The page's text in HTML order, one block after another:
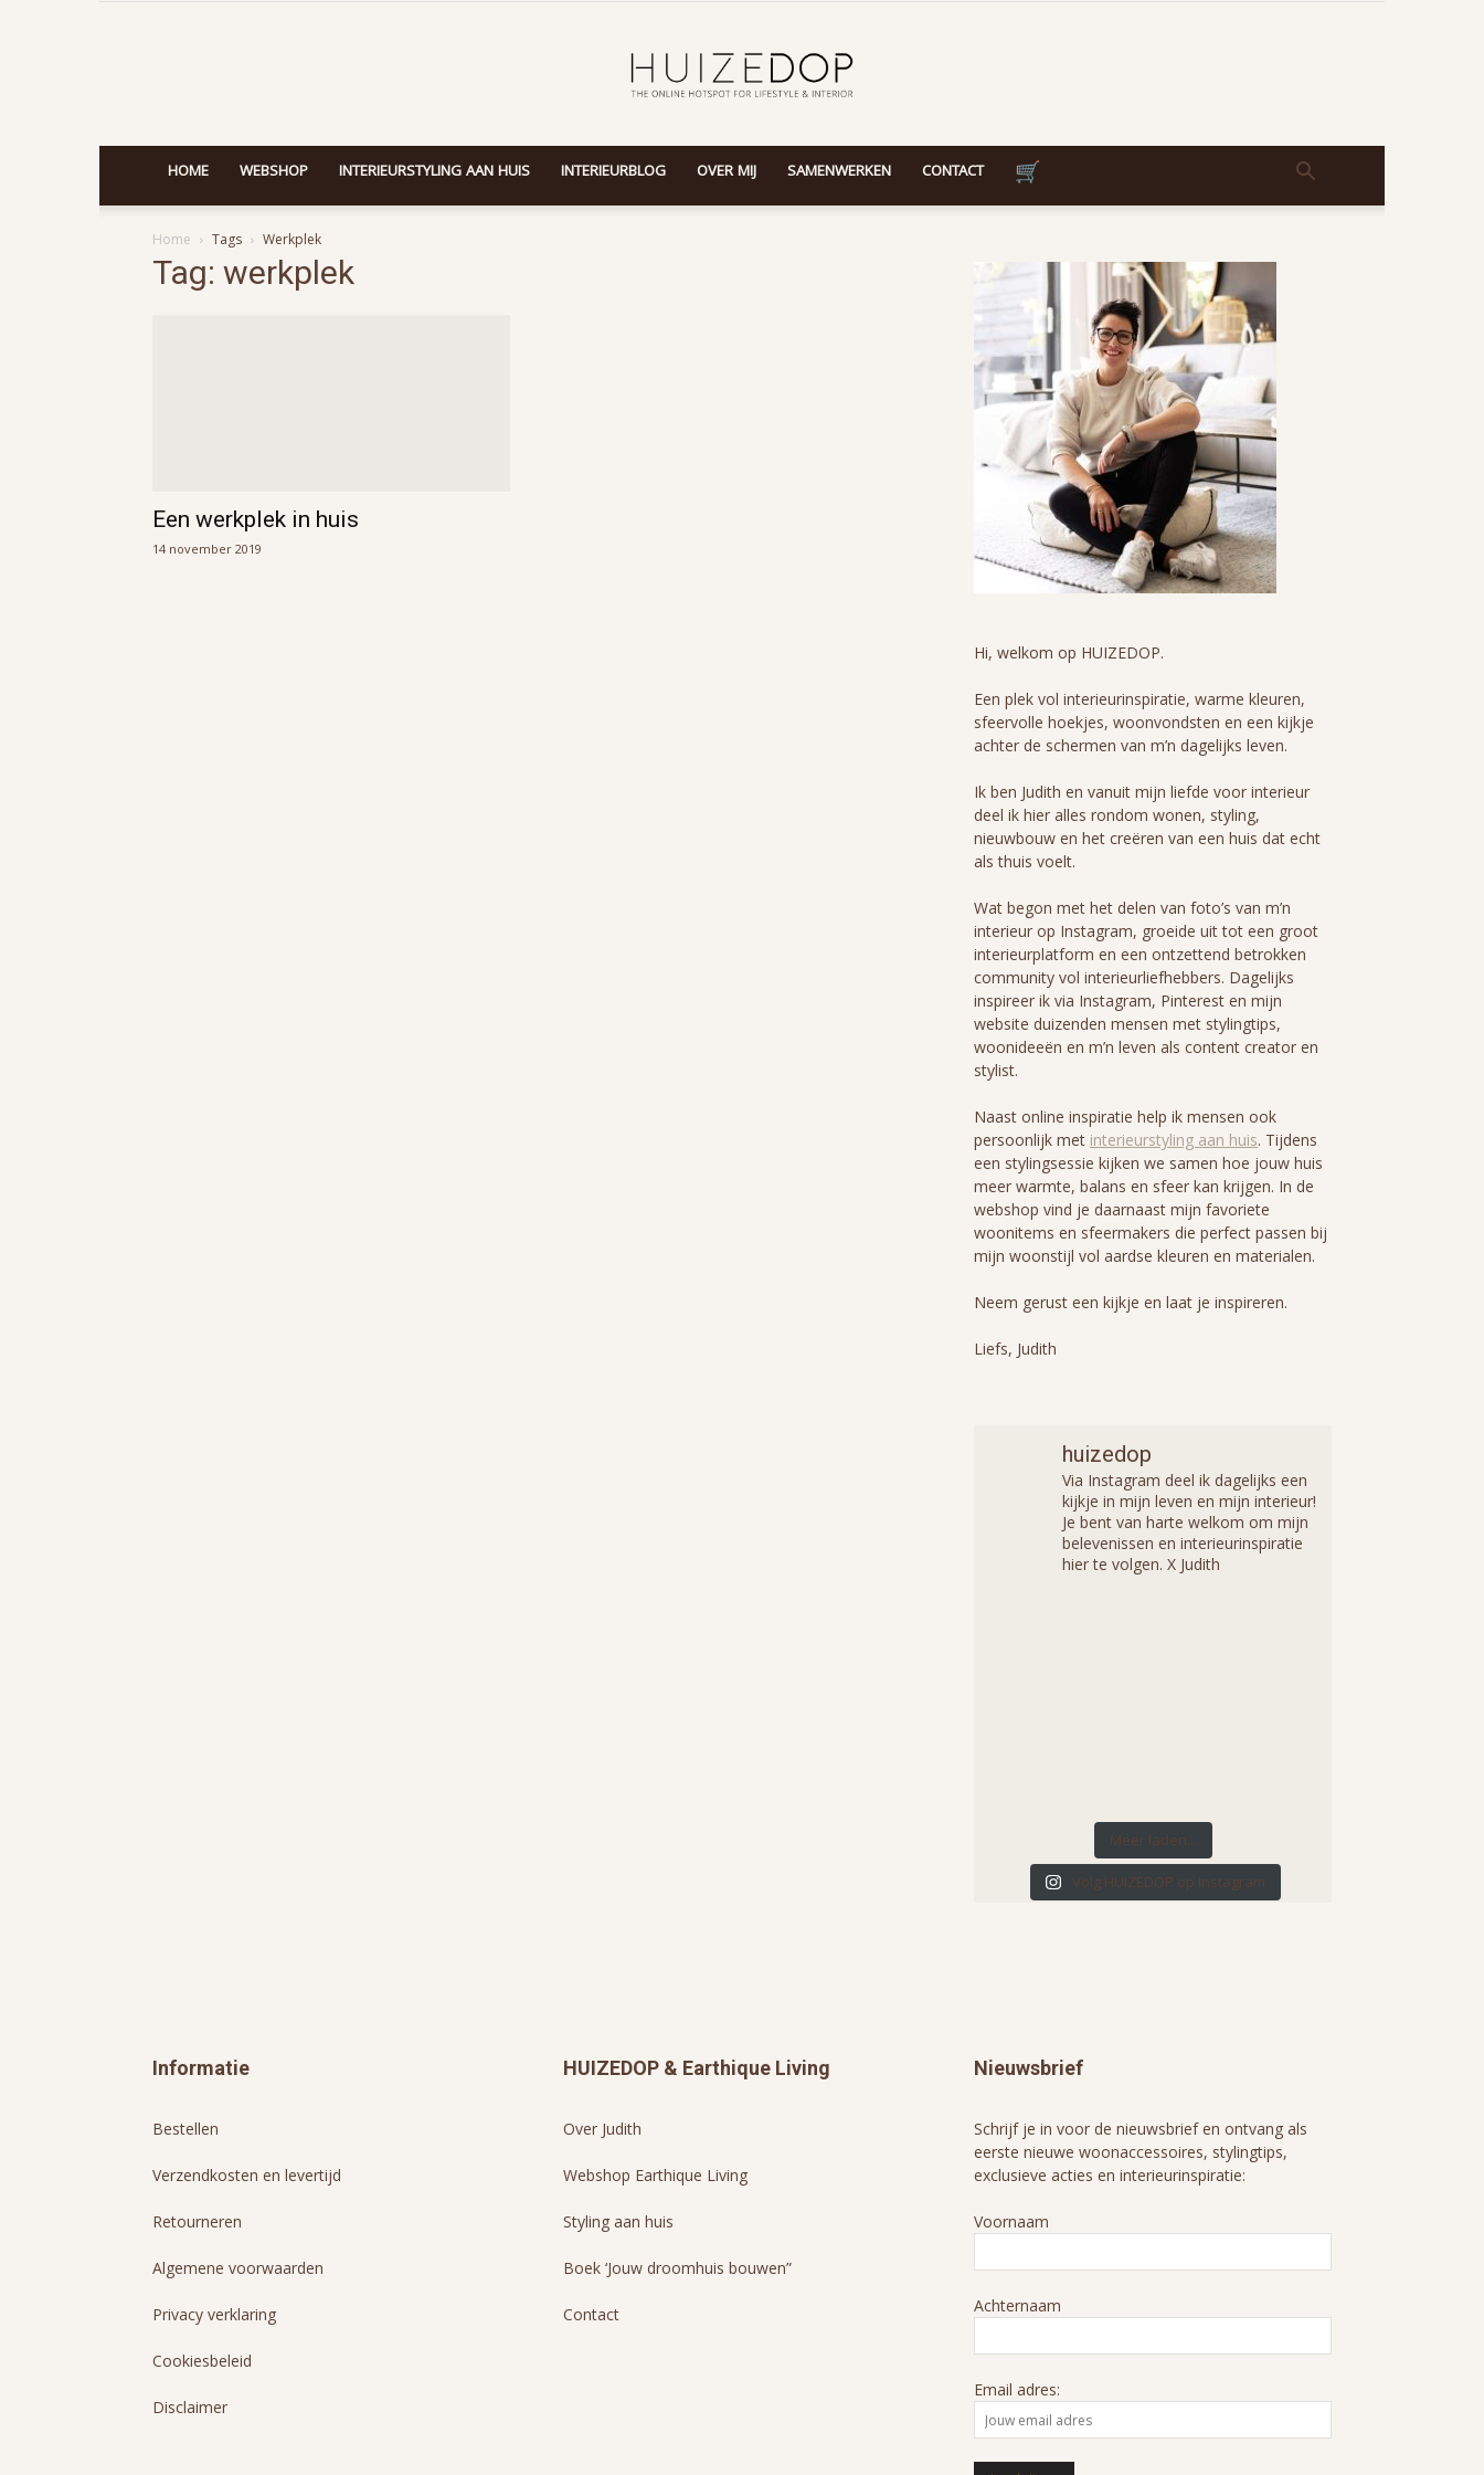
HOME WEBSHOP INTERIEURSTYLING AAN HUIS INTERIEURBLOG OVER MIJ SAMENWERKEN CONTACT
Home Tags Werkplek
Tag: werkplek
Een werkplek in huis
14 november 2019
Hi, welkom op HUIZEDOP.
Een plek vol interieurinspiratie, warme kleuren,
sfeervolle hoekjes, woonvondsten en een kijkje
achter de schermen van m’n dagelijks leven.
Ik ben Judith en vanuit mijn liefde voor interieur
deel ik hier alles rondom wonen, styling,
nieuwbouw en het creëren van een huis dat echt
als thuis voelt.
Wat begon met het delen van foto’s van m’n
interieur op Instagram, groeide uit tot een groot
interieurplatform en een ontzettend betrokken
community vol interieurliefhebbers. Dagelijks
inspireer ik via Instagram, Pinterest en mijn
website duizenden mensen met stylingtips,
woonideeën en m’n leven als content creator en
stylist.
Naast online inspiratie help ik mensen ook
persoonlijk met interieurstyling aan huis. Tijdens
een stylingsessie kijken we samen hoe jouw huis
meer warmte, balans en sfeer kan krijgen. In de
webshop vind je daarnaast mijn favoriete
woonitems en sfeermakers die perfect passen bij
mijn woonstijl vol aardse kleuren en materialen.
Neem gerust een kijkje en laat je inspireren.
Liefs, Judith
huizedop
Via Instagram deel ik dagelijks een
kijkje in mijn leven en mijn interieur!
Je bent van harte welkom om mijn
belevenissen en interieurinspiratie
hier te volgen. X Judith
Meer laden...
Volg HUIZEDOP op Instagram
Informatie
Bestellen
Verzendkosten en levertijd
Retourneren
Algemene voorwaarden
Privacy verklaring
Cookiesbeleid
Disclaimer
HUIZEDOP & Earthique Living
Over Judith
Webshop Earthique Living
Styling aan huis
Boek ‘Jouw droomhuis bouwen”
Contact
Nieuwsbrief
Schrijf je in voor de nieuwsbrief en ontvang als
eerste nieuwe woonaccessoires, stylingtips,
exclusieve acties en interieurinspiratie:
Voornaam
Achternaam
Email adres: